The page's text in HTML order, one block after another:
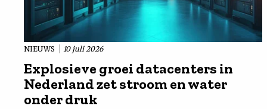
NIEUWS 10 juli 2026
Explosieve groei datacenters in
Nederland zet stroom en water
onder druk